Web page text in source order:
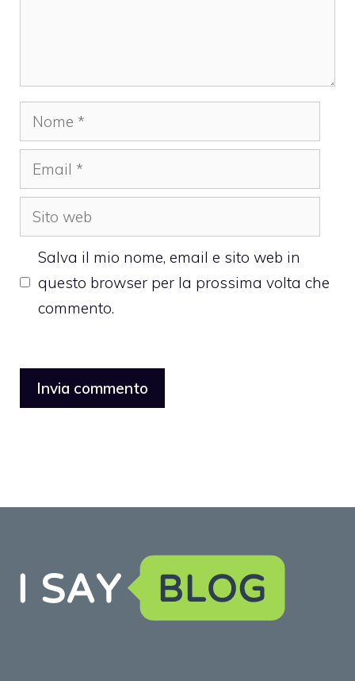
Nome
Email
Sito
web
Salva il mio nome, email e sito web in
questo browser per la prossima volta che
commento.